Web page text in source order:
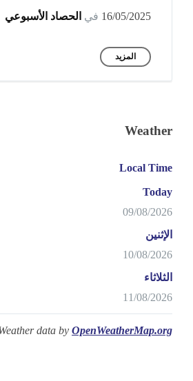
16/05/2025 في الحصاد الأسبوعي
المزيد
Weather
Local Time
Today
09/08/2026
الإثنين
10/08/2026
الثلاثاء
11/08/2026
data by OpenWeatherMap.org